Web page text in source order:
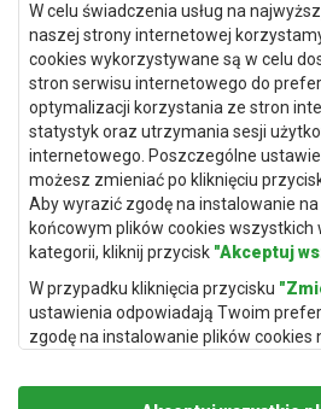
W celu świadczenia usług na
naszej strony internetowej
cookies wykorzystywane są w celu
stron serwisu internetowego do
optymalizacji korzystania ze stron
statystyk oraz utrzymania sesji
internetowego. Poszczególne
możesz zmieniać po kliknięciu
Aby wyrazić zgodę na instalowanie
końcowym plików cookies wszystkich
kategorii, kliknij przycisk "Akceptuj
W przypadku kliknięcia przycisku
ustawienia odpowiadają Twoim
zgodę na instalowanie plików
"Zapisz i zaakceptuj".
Dywany
Dywany
Dywany
Dywany
Dywany
Dywany